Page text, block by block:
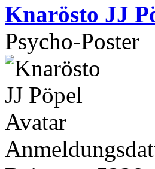
Knarösto JJ
Psycho-Poster